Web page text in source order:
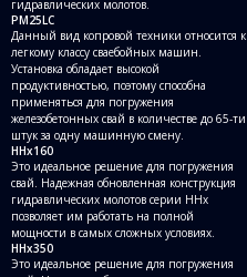
гидравлических молотов.
PM25LC
Данный вид копровой техники относится к
легкому классу сваебойных машин.
Установка обладает высокой
продуктивностью, поэтому способна
применяться для погружения
железобетонных свай в количестве до 65-ти
штук за одну машинную смену.
HHx160
Это идеальное решение для погружения
свай. Надежная обновленная конструкция
гидравлических молотов серии HHx
позволяет им работать на полной
мощности в самых сложных условиях.
HHx350
Это идеальное решение для погружения